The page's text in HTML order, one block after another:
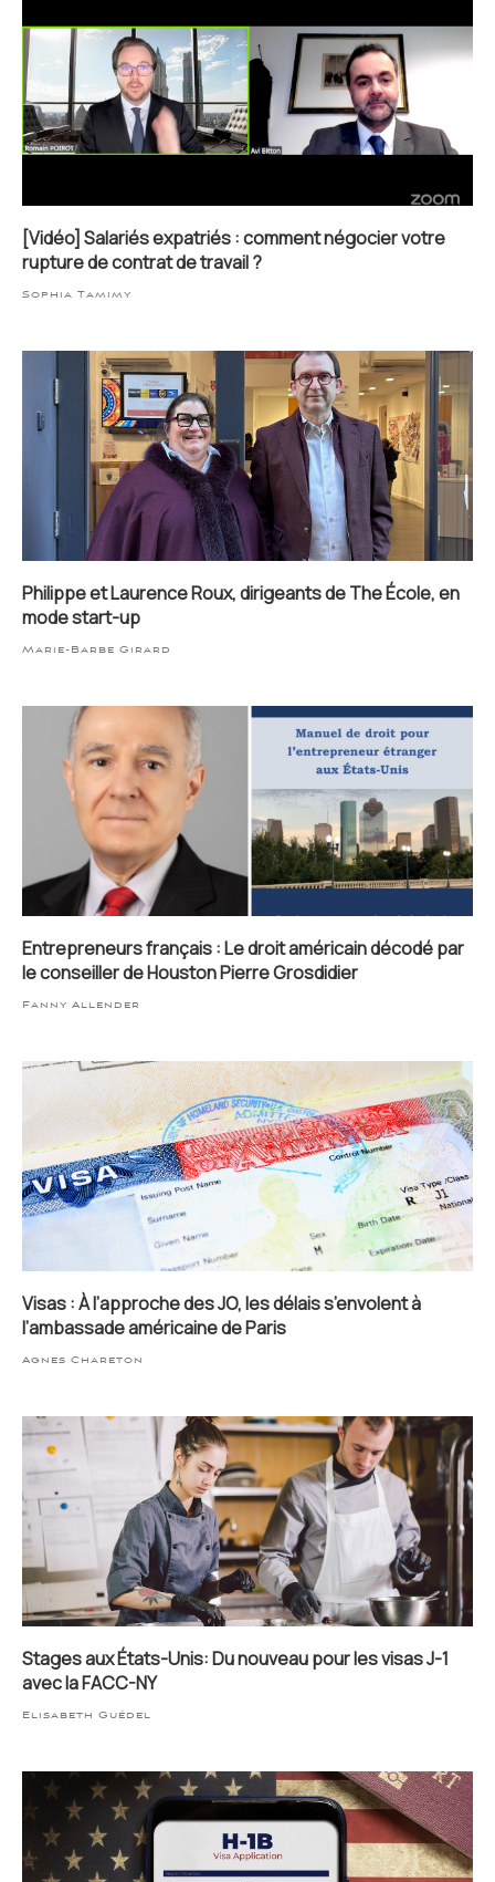
[Vidéo] Salariés expatriés : comment négocier votre
rupture de contrat de travail ?
Sophia Tamimy
Philippe et Laurence Roux, dirigeants de The École, en
mode start-up
Marie-Barbe Girard
Entrepreneurs français : Le droit américain décodé par
le conseiller de Houston Pierre Grosdidier
Fanny Allender
Visas : À l’approche des JO, les délais s’envolent à
l’ambassade américaine de Paris
Agnes Chareton
Stages aux États-Unis: Du nouveau pour les visas J-1
avec la FACC-NY
Elisabeth Guédel